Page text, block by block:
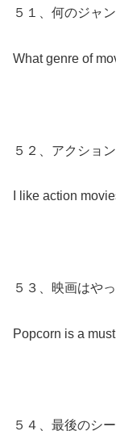
５１、何のジャ
What genre of
５２、アクショ
I like action
５３、映画はや
Popcorn is a
５４、最後のシ